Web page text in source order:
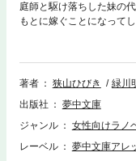
庭師と駆け落ちした妹の
もとに嫁ぐことになって
外に決して出さず、もち
たちは『幽霊令嬢』と呼
ものだ──レイモンドはレ
るつもりは毛頭ない」と
る。俺への当てつけに決
ある出来事をきっかけに
注意ください。
著者 狭山ひびき
緑川
出版社
夢中文庫
ジャンル
女性向けラノ
レーベル
夢中文庫アレ